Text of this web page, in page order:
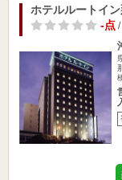
ホテルルートイ
-点/